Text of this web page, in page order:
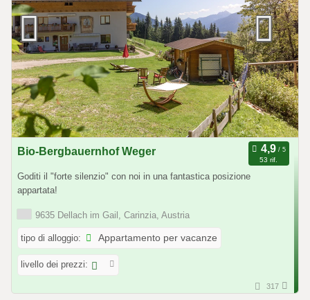
Bio-Bergbauernhof Weger
53 rif.
Goditi il ​​"forte silenzio" con noi in una fantastica posizione
appartata!
9635 Dellach im Gail, Carinzia, Austria
tipo di alloggio: Appartamento per vacanze
livello dei prezzi:
317